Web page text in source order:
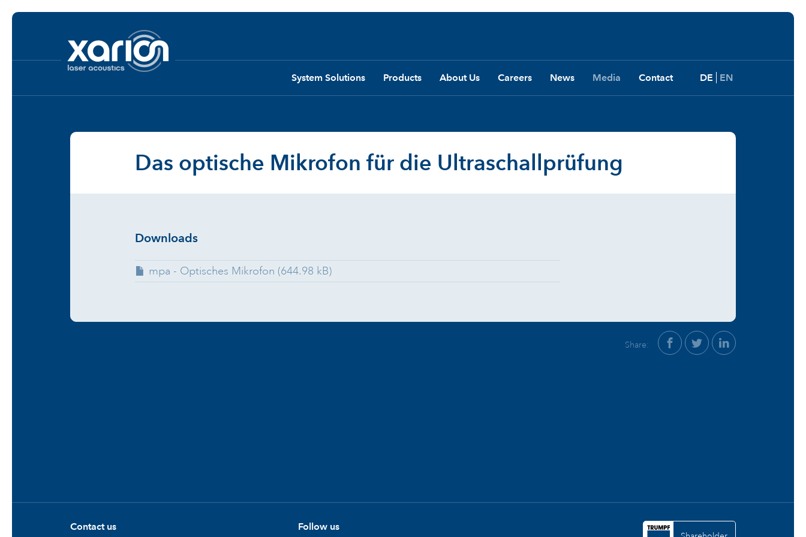
System Solutions Products About Us Careers News Media Contact DE EN
Das optische Mikrofon für die Ultraschallprüfung
Downloads
mpa - Optisches Mikrofon (644.98 kB)
Share:
Contact us Follow us